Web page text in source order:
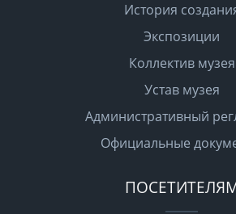
История
Экспозиции
Коллектив музея
Устав музея
Административный
Официальные